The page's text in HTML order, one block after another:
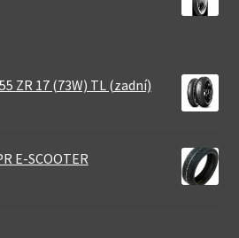
ZR 17 (73W) TL (zadní)
E-SCOOTER